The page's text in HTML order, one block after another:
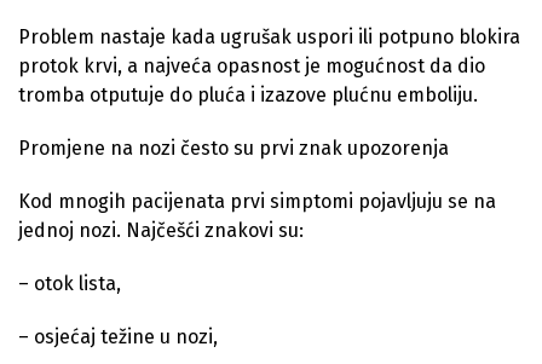
Problem nastaje kada ugrušak uspori ili potpuno blokira
protok krvi, a najveća opasnost je mogućnost da dio
tromba otputuje do pluća i izazove plućnu emboliju.
Promjene na nozi često su prvi znak upozorenja
Kod mnogih pacijenata prvi simptomi pojavljuju se na
jednoj nozi. Najčešći znakovi su:
– otok lista,
– osjećaj težine u nozi,